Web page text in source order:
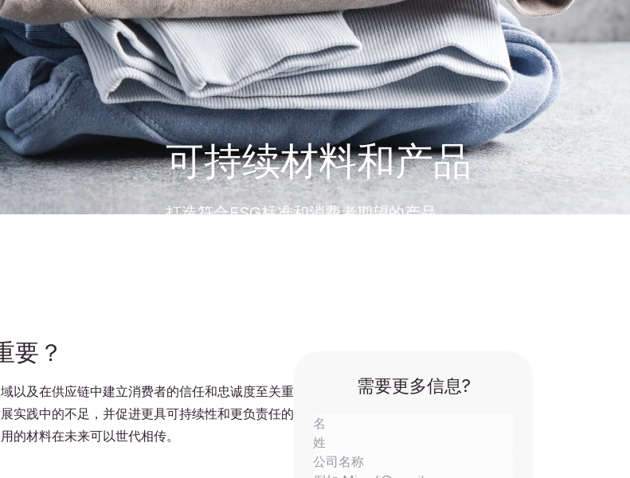
可持续材料和产品
打造符合ESG标准和消费者期望的产品。
要？
以及在供应链中建立消费者的信任和忠诚度至关重
实践中的不足，并促进更具可持续性和更负责任的
的材料在未来可以世代相传。
需要更多信息?